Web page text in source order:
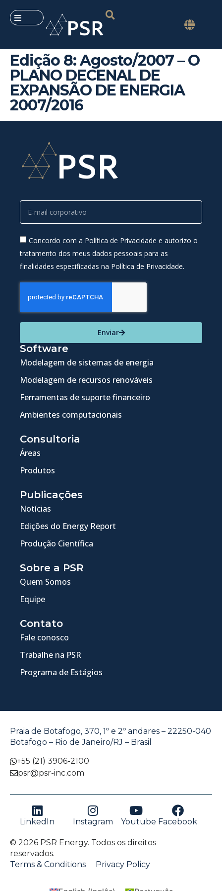
Edição 8: Agosto/2007 – O
PLANO DECENAL DE
EXPANSÃO DE ENERGIA
2007/2016
Concordo com a Política de Privacidade e autorizo o
tratamento dos meus dados pessoais para as
finalidades especificadas na Política de Privacidade.
Enviar
Software
Modelagem de sistemas de energia
Modelagem de recursos renováveis
Ferramentas de suporte financeiro
Ambientes computacionais
Consultoria
Áreas
Produtos
Publicações
Notícias
Edições do Energy Report
Produção Científica
Sobre a PSR
Quem Somos
Equipe
Contato
Fale conosco
Trabalhe na PSR
Programa de Estágios
Praia de Botafogo, 370, 1º e 2º andares – 22250-040
Botafogo – Rio de Janeiro/RJ – Brasil
+55 (21) 3906-2100
psr@psr-inc.com
LinkedIn Instagram Youtube Facebook
© 2026 PSR Energy. Todos os direitos
reservados.
Terms & Conditions
Privacy Policy